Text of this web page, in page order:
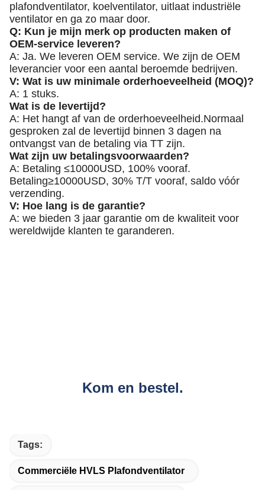
plafondventilator, koelventilator, uitlaat industriële
ventilator en ga zo maar door.
Q: Kun je mijn merk op producten maken of
OEM-service leveren?
A: Ja. We leveren OEM service. We zijn de OEM
leverancier voor een aantal beroemde bedrijven.
V: Wat is uw minimale orderhoeveelheid (MOQ)?
A: 1 stuks.
Wat is de levertijd?
A: Het hangt af van de orderhoeveelheid.Normaal
gesproken zal de levertijd binnen 3 dagen na
ontvangst van de betaling via TT zijn.
Wat zijn uw betalingsvoorwaarden?
A: Betaling ≤10000USD, 100% vooraf.
Betaling≥10000USD, 30% T/T vooraf, saldo vóór
verzending.
V: Hoe lang is de garantie?
A: we bieden 3 jaar garantie om de kwaliteit voor
wereldwijde klanten te garanderen.
Kom en bestel.
Tags:
Commerciële HVLS Plafondventilator